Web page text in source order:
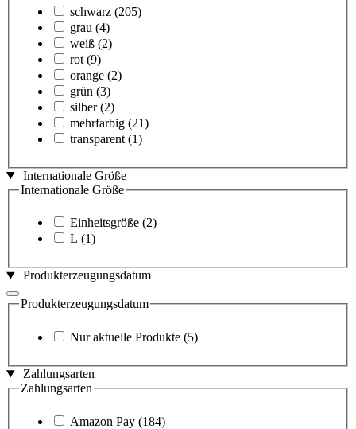
schwarz (205)
grau (4)
weiß (2)
rot (9)
orange (2)
grün (3)
silber (2)
mehrfarbig (21)
transparent (1)
Internationale Größe
Internationale Größe
Einheitsgröße (2)
L (1)
Produkterzeugungsdatum
Produkterzeugungsdatum
Nur aktuelle Produkte (5)
Zahlungsarten
Zahlungsarten
Amazon Pay (184)